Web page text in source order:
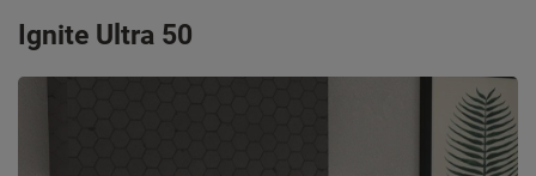
Ignite Ultra 50